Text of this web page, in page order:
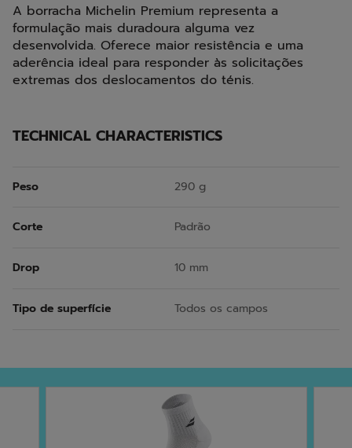
A borracha Michelin Premium representa a
formulação mais duradoura alguma vez
desenvolvida. Oferece maior resistência e uma
aderência ideal para responder às solicitações
extremas dos deslocamentos do ténis.
TECHNICAL CHARACTERISTICS
Peso 290 g
Corte Padrão
Drop 10 mm
Tipo de superfície Todos os campos